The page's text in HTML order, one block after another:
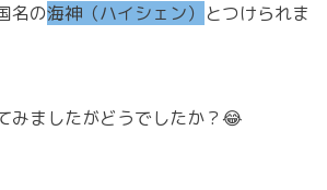
名の海神（ハイシェン） とつけられま
みましたがどうでしたか？😂